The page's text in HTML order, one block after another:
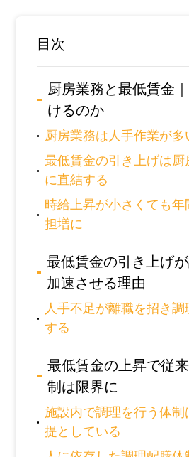
目次
厨房業務と最低賃金
けるのか
厨房業務は人手作業が多
最低賃金の引き上げは厨
に直結する
時給上昇が小さくても年
担増に
最低賃金の引き上げ
加速させる理由
人手不足が離職を招き
する
最低賃金の上昇で従
制は限界に
施設内で調理を行う体制
提としている